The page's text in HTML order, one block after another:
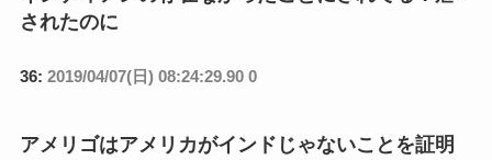
されたのに
36: 2019/04/07(日) 08:24:29.90 0
アメリゴはアメリカがインドじゃないことを証明